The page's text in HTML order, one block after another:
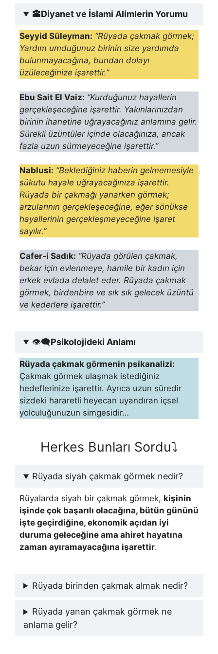
🕋Diyanet ve İslami Alimlerin Yorumu
Seyyid Süleyman: “Rüyada çakmak görmek;
Yardım umduğunuz birinin size yardımda
bulunmayacağına, bundan dolayı
üzüleceğinize işarettir.”
Ebu Sait El Vaiz: “Kurduğunuz hayallerin
gerçekleşeceğine işarettir. Yakınlarınızdan
birinin ihanetine uğrayacağınız anlamına gelir.
Sürekli üzüntüler içinde olacağınıza, ancak
fazla uzun sürmeyeceğine işarettir.”
Nablusi: “Beklediğiniz haberin gel­memesiyle
sükutu hayale uğrayacağınıza işarettir.
Rüyada bir çakmağı yanarken görmek;
arzularının gerçekleşeceğine, eğer sönükse
hayallerinin gerçekleşmeyeceğine işaret
sayılır.”
Cafer-i Sadık: “Rüyada görülen çakmak,
bekar için evlenmeye, hamile bir kadın için
erkek evlada delalet eder. Rüyada çakmak
görmek, birdenbire ve sık sık gelecek üzüntü
ve kederlere işarettir.”
👁‍🗨Psikolojideki Anlamı
Rüyada çakmak görmenin psikanalizi:
Çakmak görmek ulaşmak istediğiniz
hedeflerinize işarettir. Ayrıca uzun süredir
sizdeki hararetli heyecan uyandıran içsel
yolculuğunuzun simgesidir…
Herkes Bunları Sordu⤵️
Rüyada siyah çakmak görmek nedir?
Rüyalarda siyah bir çakmak görmek, kişinin
işinde çok başarılı olacağına, bütün gününü
işte geçirdiğine, ekonomik açıdan iyi
duruma geleceğine ama ahiret hayatına
zaman ayıramayacağına işarettir.
Rüyada birinden çakmak almak nedir?
Rüyada yanan çakmak görmek ne
anlama gelir?